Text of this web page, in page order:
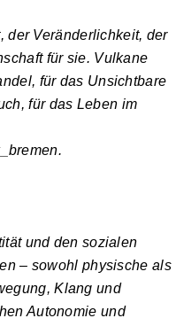
der Veränderlichkeit, der
für sie. Vulkane
für das Unsichtbare
für das Leben im
und den sozialen
– sowohl physische als
Klang und
Autonomie und